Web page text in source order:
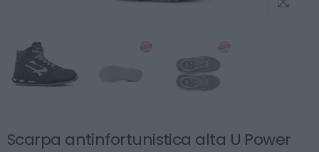
Scarpa antinfortunistica alta U Power